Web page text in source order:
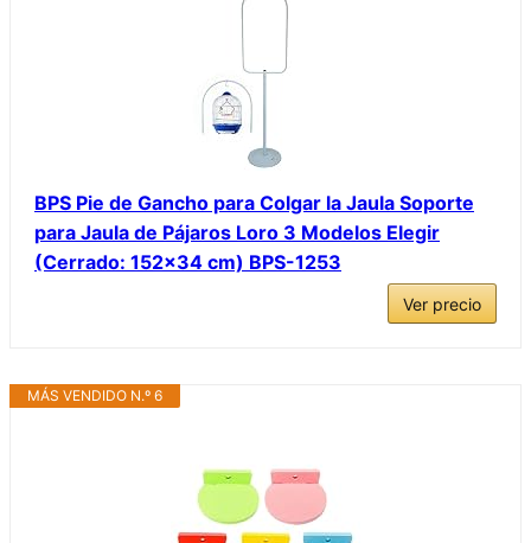
BPS Pie de Gancho para Colgar la Jaula Soporte
para Jaula de Pájaros Loro 3 Modelos Elegir
(Cerrado: 152×34 cm) BPS-1253
Ver precio
MÁS VENDIDO N.º 6